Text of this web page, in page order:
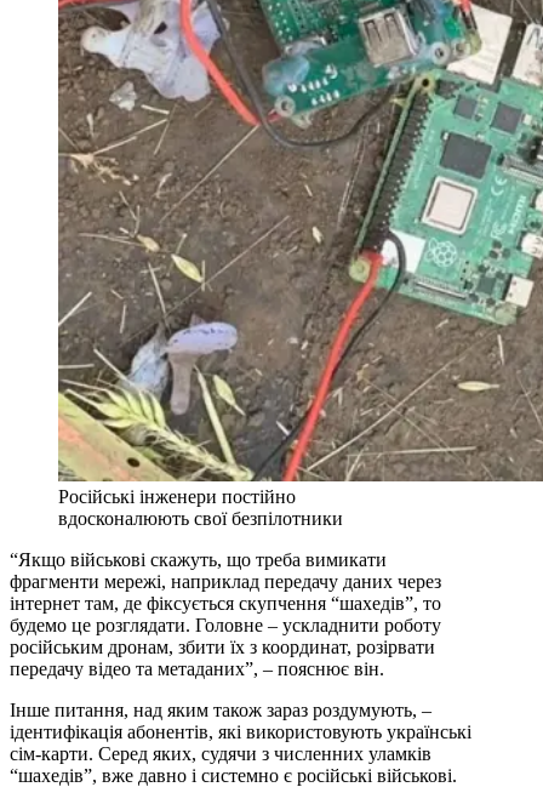
Російські інженери постійно
вдосконалюють свої безпілотники
“Якщо військові скажуть, що треба вимикати
фрагменти мережі, наприклад передачу даних через
інтернет там, де фіксується скупчення “шахедів”, то
будемо це розглядати. Головне – ускладнити роботу
російським дронам, збити їх з координат, розірвати
передачу відео та метаданих”, – пояснює він.
Інше питання, над яким також зараз роздумують, –
ідентифікація абонентів, які використовують українські
сім-карти. Серед яких, судячи з численних уламків
“шахедів”, вже давно і системно є російські військові.